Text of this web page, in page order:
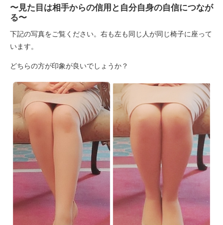
〜見た目は相手からの信用と自分自身の自信につなが
る〜
下記の写真をご覧ください。右も左も同じ人が同じ椅子に座って
います。
どちらの方が印象が良いでしょうか？